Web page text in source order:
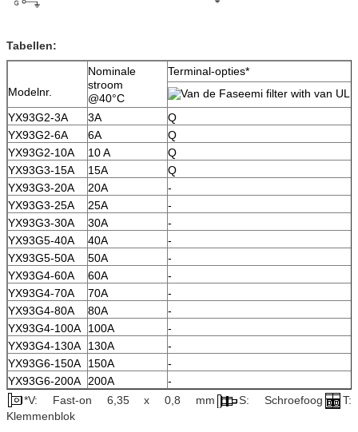
Tabellen:
Modelnr.
Nominale
stroom
@40°C
Terminal-opties*
YX93G2-3A 3A
Q
YX93G2-6A
6A
Q
YX93G2-10A
10 A
Q
YX93G3-15A
15A
Q
YX93G3-20A
20A
-
YX93G3-25A
25A
-
YX93G3-30A
30A
-
YX93G5-40A
40A
-
YX93G5-50A
50A
-
YX93G4-60A
60A
-
YX93G4-70A
70A
-
YX93G4-80A
80A
-
YX93G4-100A
100A
-
YX93G4-130A
130A
-
YX93G6-150A
150A
-
YX93G6-200A
200A
-
*V: Fast-on 6,35 x 0,8 mm
S: Schroefoog
T:
Klemmenblok